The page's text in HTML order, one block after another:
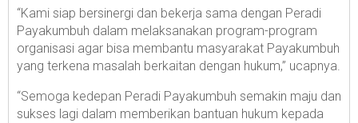
“Kami siap bersinergi dan bekerja sama dengan Peradi
Payakumbuh dalam melaksanakan program-program
organisasi agar bisa membantu masyarakat Payakumbuh
yang terkena masalah berkaitan dengan hukum,” ucapnya.
“Semoga kedepan Peradi Payakumbuh semakin maju dan
sukses lagi dalam memberikan bantuan hukum kepada